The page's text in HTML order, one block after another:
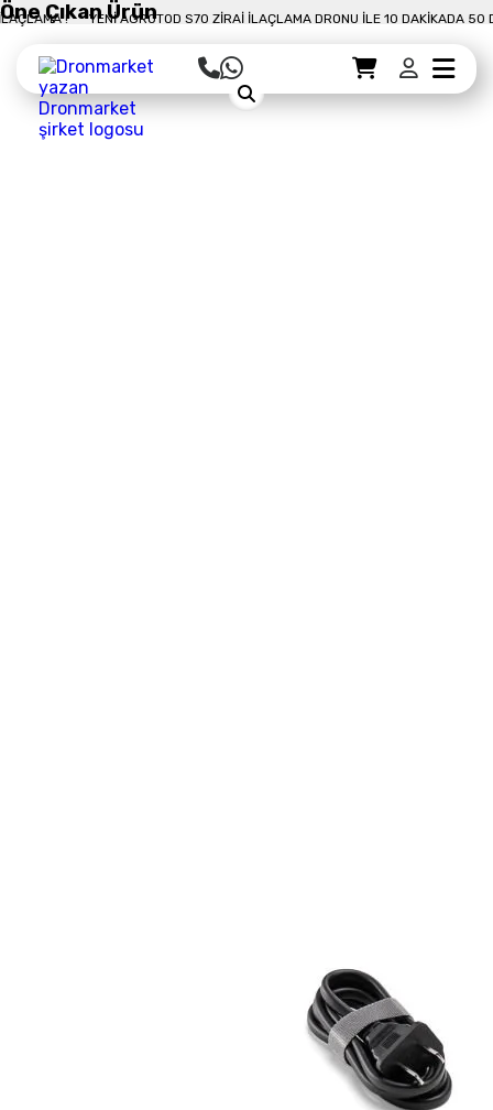
50 DÖNÜM İLAÇLAMA ! YENI AGROTOD S70 ZIRAI İLAÇLAMA
Sepet
Sepet Detayı Ödemeye Geç
Öne Çıkan Ürün